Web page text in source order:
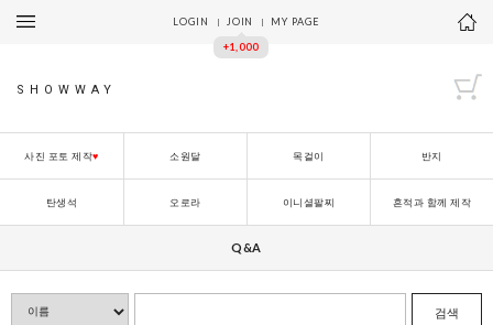
LOGIN JOIN
+1,000
MY PAGE
SHOWWAY
사진 포토 제작♥ 소원달 목걸이 반지
탄생석 오로라 이니셜팔찌 흔적과 함께 제작
Q&A
검색